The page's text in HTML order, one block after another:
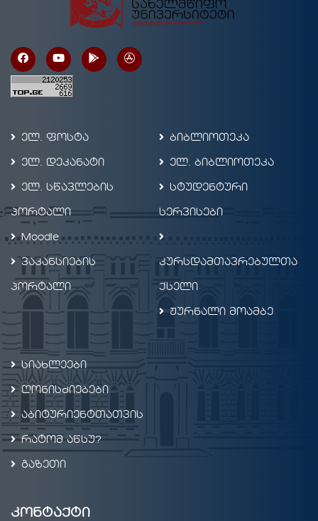
ელ. ფოსტა
ელ. დეკანატი
ელ. სწავლების
პორტალი
Moodle
ვაკანსიების
პორტალი
ბიბლიოთეკა
ელ. ბიბლიოთეკა
სტუდენტური
სერვისები
კურსდამთავრებულთა
ქსელი
ჟურნალი მოამბე
სიახლეები
ღონისძიებები
აბიტურიენტთათვის
რატომ აწსუ?
გაზეთი
კონტაქტი